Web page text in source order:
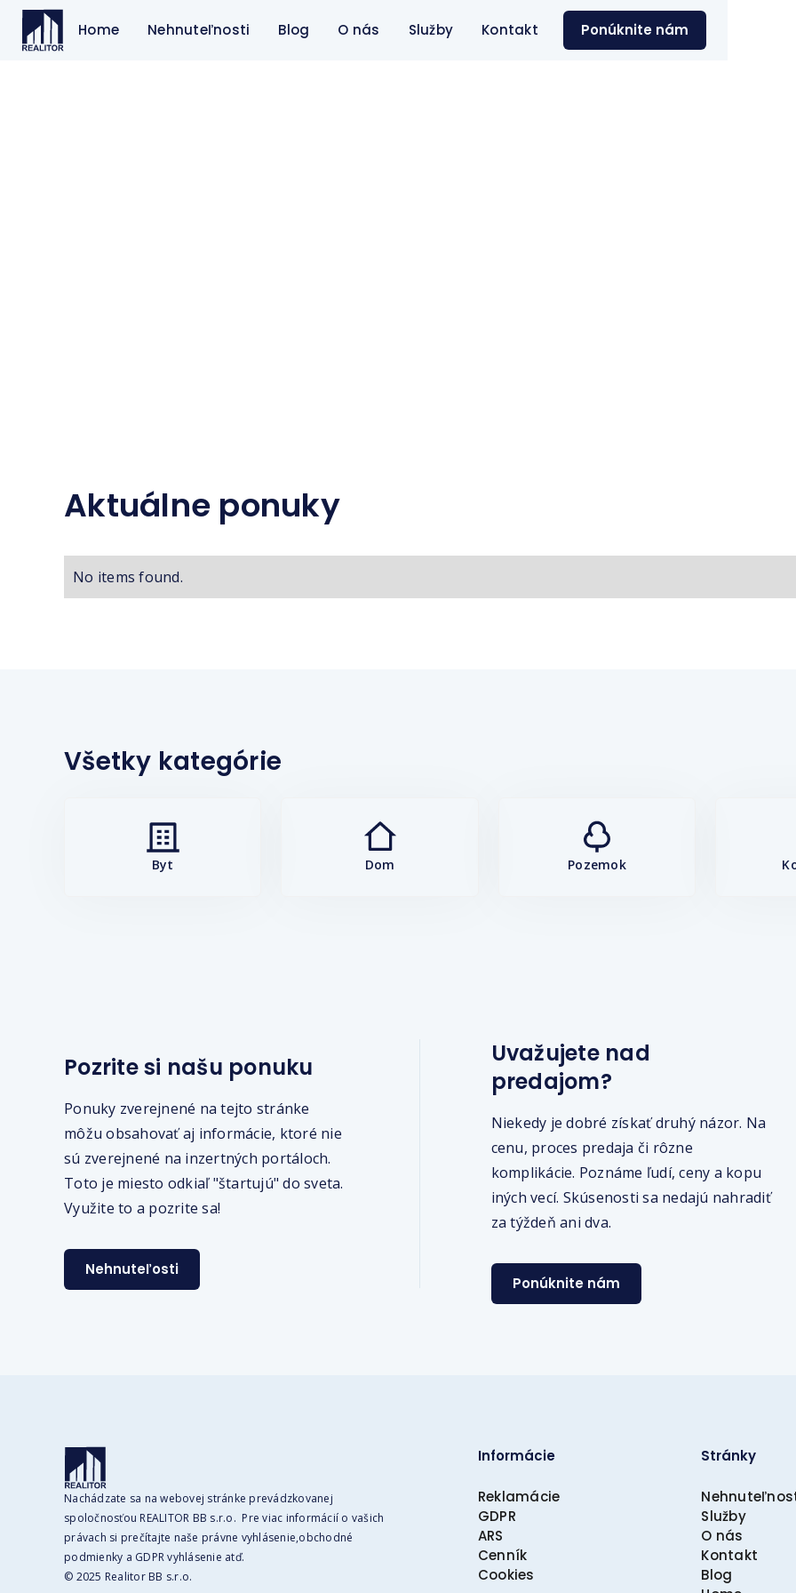
Home Nehnuteľnosti Blog O nás Služby Kontakt Ponúknite nám
Aktuálne ponuky
No items found.
Všetky kategórie
Byt Dom Pozemok
Pozrite si našu ponuku
Ponuky zverejnené na tejto stránke
môžu obsahovať aj informácie, ktoré nie
sú zverejnené na inzertných portáloch.
Toto je miesto odkiaľ "štartujú" do sveta.
Využite to a pozrite sa!
Nehnuteľosti
Uvažujete nad
predajom?
Niekedy je dobré získať druhý názor. Na
cenu, proces predaja či rôzne
komplikácie. Poznáme ľudí, ceny a kopu
iných vecí. Skúsenosti sa nedajú nahradiť
za týždeň ani dva.
Ponúknite nám
Nachádzate sa na webovej stránke prevádzkovanej
spoločnosťou REALITOR BB s.r.o. Pre viac informácií o vašich
právach si prečítajte naše právne vyhlásenie,obchodné
podmienky a GDPR vyhlásenie atď.
© 2025 Realitor BB s.r.o.
Informácie
Reklamácie
GDPR
ARS
Cenník
Cookies
Stránky
Služby
O nás
Kontakt
Blog